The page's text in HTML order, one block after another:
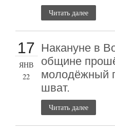
Читать далее
17
ЯНВ
22
Накануне в
общине
молодёжный
шват.
Читать далее